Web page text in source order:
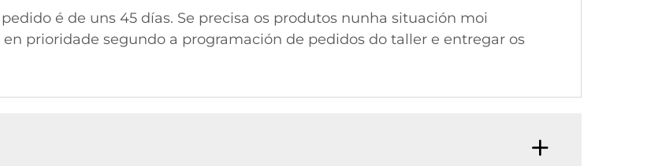
é de uns 45 días. Se precisa os produtos nunha situación moi
prioridade segundo a programación de pedidos do taller e entregar os